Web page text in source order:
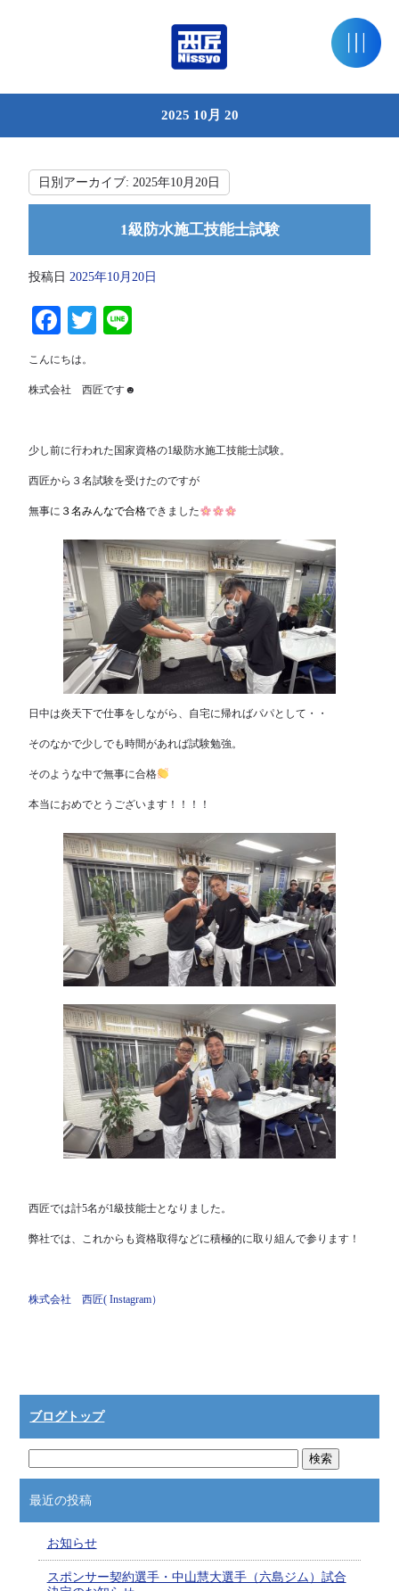
2025 10月 20
日別アーカイブ:2025年10月20日
1級防水施工技能士試験
投稿日 2025年10月20日
Facebook
Twitter
こんにちは。
株式会社 西匠です☻
少し前に行われた国家資格の1級防水施工技能士試験。
西匠から３名試験を受けたのですが
無事に ３名みんなで合格できました
日中は炎天下で仕事をしながら、自宅に帰ればパパとして・・
そのなかで少しでも時間があれば試験勉強。
そのような中で無事に合格
本当におめでとうございます！！！！
西匠では計5名が1級技能士となりました。
弊社では、これからも資格取得などに積極的に取り組んで参ります！
株式会社 西匠( Instagram）
ブログトップ
最近の投稿
お知らせ
スポンサー契約選手・中山慧大選手（六島ジム）試合